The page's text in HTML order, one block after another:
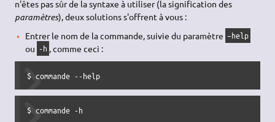
n'êtes pas sûr de la syntaxe à utiliser (la signification des
paramètres), deux solutions s'offrent à vous :
Entrer le nom de la commande, suivie du paramètre –help
ou -h , comme ceci :
$ commande --help
$ commande -h